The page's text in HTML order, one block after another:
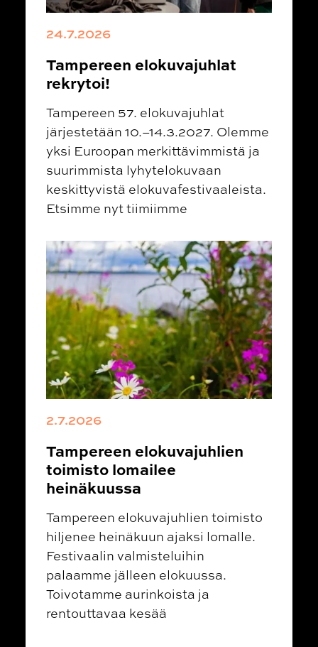
24.7.2026
Tampereen elokuvajuhlat
rekrytoi!
Tampereen 57. elokuvajuhlat
järjestetään 10.–14.3.2027. Olemme
yksi Euroopan merkittävimmistä ja
suurimmista lyhytelokuvaan
keskittyvistä elokuvafestivaaleista.
Etsimme nyt tiimiimme
2.7.2026
Tampereen elokuvajuhlien
toimisto lomailee
heinäkuussa
Tampereen elokuvajuhlien toimisto
hiljenee heinäkuun ajaksi lomalle.
Festivaalin valmisteluihin
palaamme jälleen elokuussa.
Toivotamme aurinkoista ja
rentouttavaa kesää